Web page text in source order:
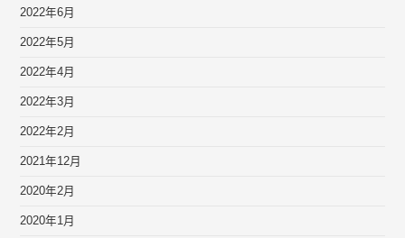
2022年6月
2022年5月
2022年4月
2022年3月
2022年2月
2021年12月
2020年2月
2020年1月